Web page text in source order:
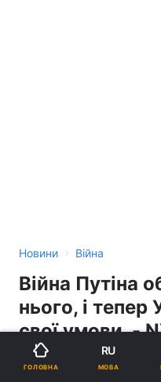
Новини › Війна
Війна Путіна
нього, і тепер
свої умови, -
ВЛАДИСЛАВ ГРИГОР'ЄВ
ГОЛОВНА
RU
МОВА